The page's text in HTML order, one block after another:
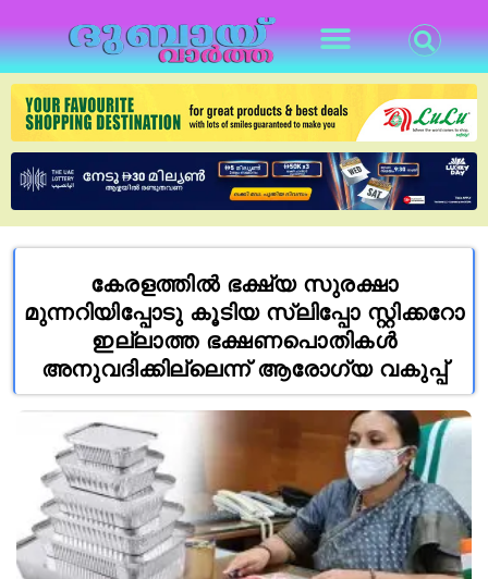
കേരളത്തിൽ ഭക്ഷ്യ സുരക്ഷാ
മുന്നറിയിപ്പോടു കൂടിയ സ്ലിപ്പോ സ്റ്റിക്കറോ
ഇല്ലാത്ത ഭക്ഷണപൊതികൾ
അനുവദിക്കില്ലെന്ന് ആരോഗ്യ വകുപ്പ്